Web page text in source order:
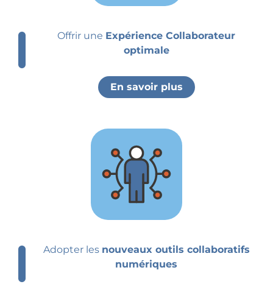
Offrir une Expérience Collaborateur
optimale
En savoir plus
Adopter les nouveaux outils collaboratifs
numériques